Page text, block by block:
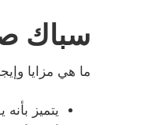
سباك
ما هي مزايا
يتميز